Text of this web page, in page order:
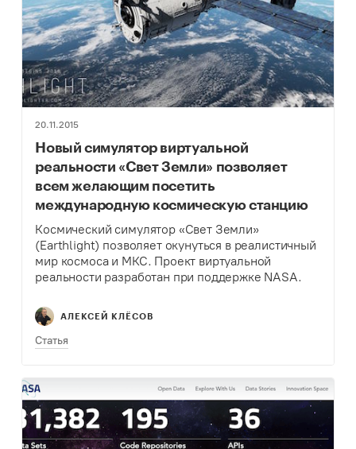
20.11.2015
Новый симулятор виртуальной
реальности «Свет Земли» позволяет
всем желающим посетить
международную космическую станцию
Космический симулятор «Свет Земли»
(Earthlight) позволяет окунуться в реалистичный
мир космоса и МКС. Проект виртуальной
реальности разработан при поддержке NASA.
АЛЕКСЕЙ КЛЁСОВ
Статья